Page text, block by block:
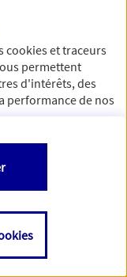
cookies et traceurs
permettent
d'intérêts, des
performance de nos
comme de